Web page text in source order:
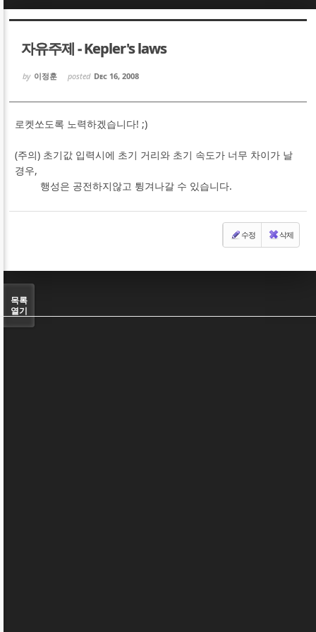
자유주제 - Kepler's laws
by 이정훈 posted Dec 16, 2008
로켓쏘도록 노력하겠습니다! ;)
(주의) 초기값 입력시에 초기 거리와 초기 속도가 너무 차이가 날
경우,
행성은 공전하지않고 튕겨나갈 수 있습니다.
수정 삭제
목록
열기
Sketchbook5, 스케치북5
Sketchbook5, 스케치북5
Sketchbook5, 스케치북5
Sketchbook5, 스케치북5